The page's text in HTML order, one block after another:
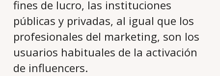
fines de lucro, las instituciones
públicas y privadas, al igual que los
profesionales del marketing, son los
usuarios habituales de la activación
de influencers.